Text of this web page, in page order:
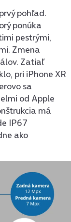
pohľad.
ponúka
pestrými,
Zmena
Zatiaľ
pri iPhone XR
sa
od Apple
má
IP67
ako